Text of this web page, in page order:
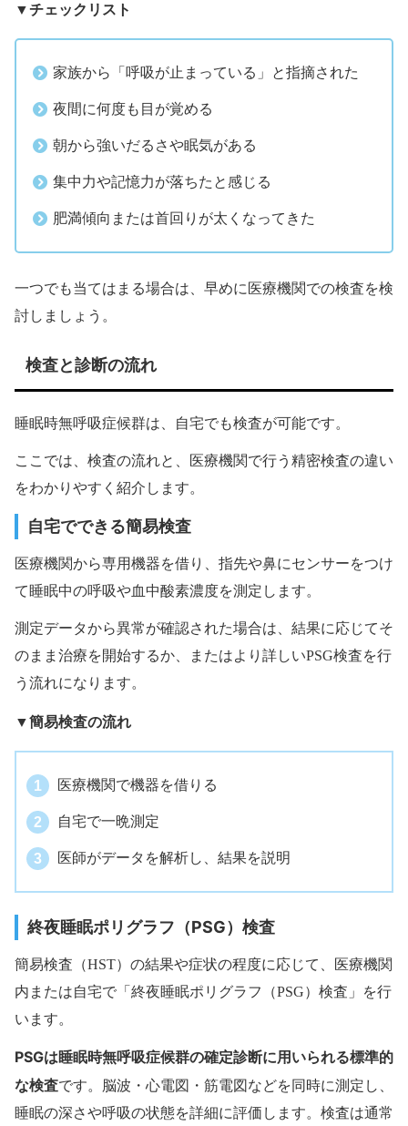
▼チェックリスト
家族から「呼吸が止まっている」と指摘された
夜間に何度も目が覚める
朝から強いだるさや眠気がある
集中力や記憶力が落ちたと感じる
肥満傾向または首回りが太くなってきた
一つでも当てはまる場合は、早めに医療機関での検査を検
討しましょう。
検査と診断の流れ
睡眠時無呼吸症候群は、自宅でも検査が可能です。
ここでは、検査の流れと、医療機関で行う精密検査の違い
をわかりやすく紹介します。
自宅でできる簡易検査
医療機関から専用機器を借り、指先や鼻にセンサーをつけ
て睡眠中の呼吸や血中酸素濃度を測定します。
測定データから異常が確認された場合は、結果に応じてそ
のまま治療を開始するか、またはより詳しいPSG検査を行
う流れになります。
▼簡易検査の流れ
医療機関で機器を借りる
自宅で一晩測定
医師がデータを解析し、結果を説明
終夜睡眠ポリグラフ（PSG）検査
簡易検査（HST）の結果や症状の程度に応じて、医療機関
内または自宅で「終夜睡眠ポリグラフ（PSG）検査」を行
います。
PSGは睡眠時無呼吸症候群の確定診断に用いられる標準的
な検査です。脳波・心電図・筋電図などを同時に測定し、
睡眠の深さや呼吸の状態を詳細に評価します。検査は通常